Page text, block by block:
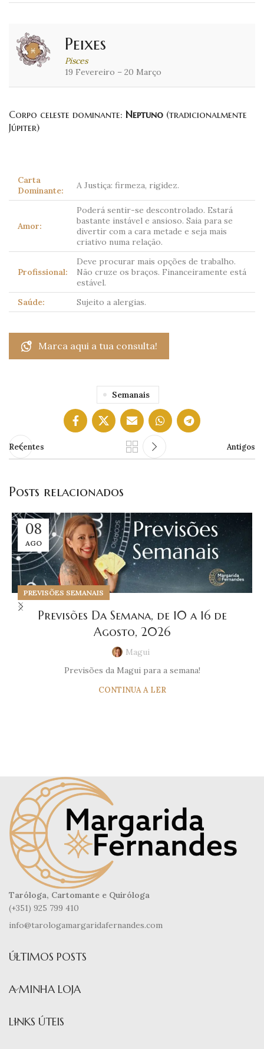
Peixes
Pisces
19 Fevereiro – 20 Março
Corpo celeste dominante: Neptuno (tradicionalmente
Júpiter)
Carta
Dominante:
A Justiça: firmeza, rigidez.
Amor:
Poderá sentir-se descontrolado. Estará
bastante instável e ansioso. Saia para se
divertir com a cara metade e seja mais
criativo numa relação.
Profissional:
Deve procurar mais opções de trabalho.
Não cruze os braços. Financeiramente está
estável.
Saúde:
Sujeito a alergias.
Marca aqui a tua consulta!
Semanais
Recentes Antigos
Posts relacionados
08
AGO
PREVISÕES SEMANAIS
Previsões Da Semana, de 10 a 16 de
Agosto, 2026
Magui
Previsões da Magui para a semana!
CONTINUA A LER
Taróloga, Cartomante e Quiróloga
(+351) 925 799 410
info@tarologamargaridafernandes.com
ÚLTIMOS POSTS
A MINHA LOJA
LINKS ÚTEIS